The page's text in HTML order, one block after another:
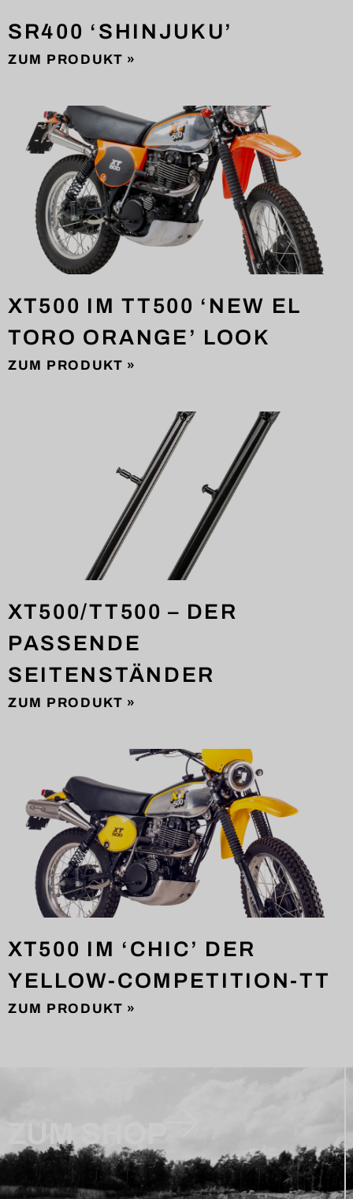
SR400 ‘SHINJUKU’
ZUM PRODUKT »
XT500 IM TT500 ‘NEW EL
TORO ORANGE’ LOOK
ZUM PRODUKT »
XT500/TT500 – DER
PASSENDE
SEITENSTÄNDER
ZUM PRODUKT »
XT500 IM ‘CHIC’ DER
YELLOW-COMPETITION-TT
ZUM PRODUKT »
ZUM SHOP